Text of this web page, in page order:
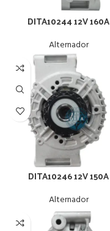
DITA10244 12V 160A
Alternador
DITA10246 12V 150A
Alternador